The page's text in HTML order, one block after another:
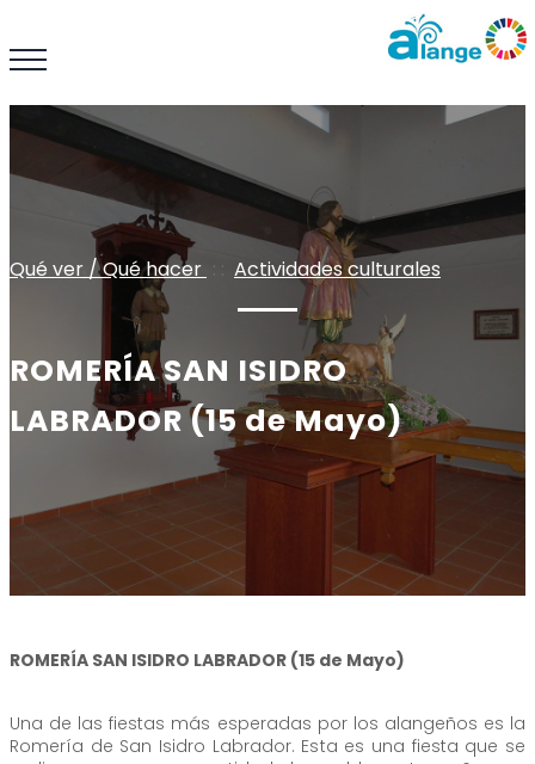
Qué ver / Qué hacer : : Actividades culturales
ROMERÍA SAN ISIDRO
LABRADOR (15 de Mayo)
ROMERÍA SAN ISIDRO LABRADOR (15 de Mayo)
Una de las fiestas más esperadas por los alangeños es la
Romería de San Isidro Labrador. Esta es una fiesta que se